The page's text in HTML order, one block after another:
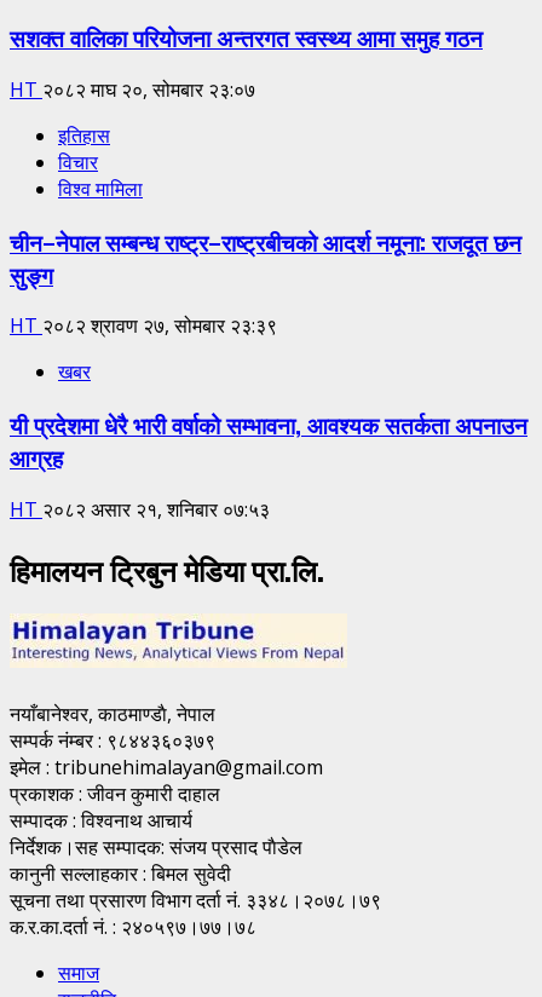
सशक्त वालिका परियोजना अन्तरगत स्वस्थ्य आमा समुह गठन
HT २०८२ माघ २०, सोमबार २३:०७
इतिहास
विचार
विश्व मामिला
चीन–नेपाल सम्बन्ध राष्ट्र–राष्ट्रबीचको आदर्श नमूना: राजदूत छन
सुङ्ग
HT २०८२ श्रावण २७, सोमबार २३:३९
खबर
यी प्रदेशमा धेरै भारी वर्षाको सम्भावना, आवश्यक सतर्कता अपनाउन
आग्रह
HT २०८२ असार २१, शनिबार ०७:५३
हिमालयन ट्रिबुन मेडिया प्रा.लि.
नयाँबानेश्वर, काठमाण्डाै, नेपाल
सम्पर्क नंम्बर : ९८४४३६०३७९
इमेल : tribunehimalayan@gmail.com
प्रकाशक : जीवन कुमारी दाहाल
सम्पादक : विश्वनाथ आचार्य
निर्देशक।सह सम्पादक: संजय प्रसाद पाैडेल
कानुनी सल्लाहकार : बिमल सुवेदी
सूचना तथा प्रसारण विभाग दर्ता नं. ३३४८।२०७८।७९
क.र.का.दर्ता नं. : २४०५९७।७७।७८
समाज